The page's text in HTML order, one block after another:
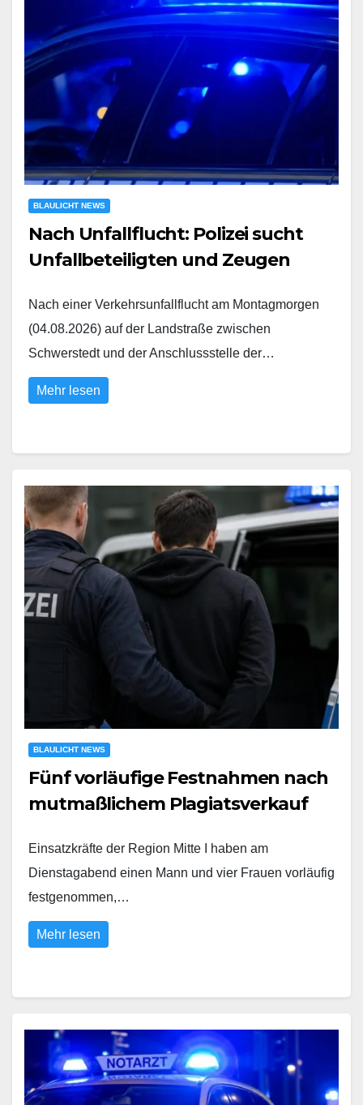
BLAULICHT NEWS
Nach Unfallflucht: Polizei sucht
Unfallbeteiligten und Zeugen
Nach einer Verkehrsunfallflucht am Montagmorgen
(04.08.2026) auf der Landstraße zwischen
Schwerstedt und der Anschlussstelle der…
Mehr lesen
BLAULICHT NEWS
Fünf vorläufige Festnahmen nach
mutmaßlichem Plagiatsverkauf
Einsatzkräfte der Region Mitte I haben am
Dienstagabend einen Mann und vier Frauen vorläufig
festgenommen,…
Mehr lesen